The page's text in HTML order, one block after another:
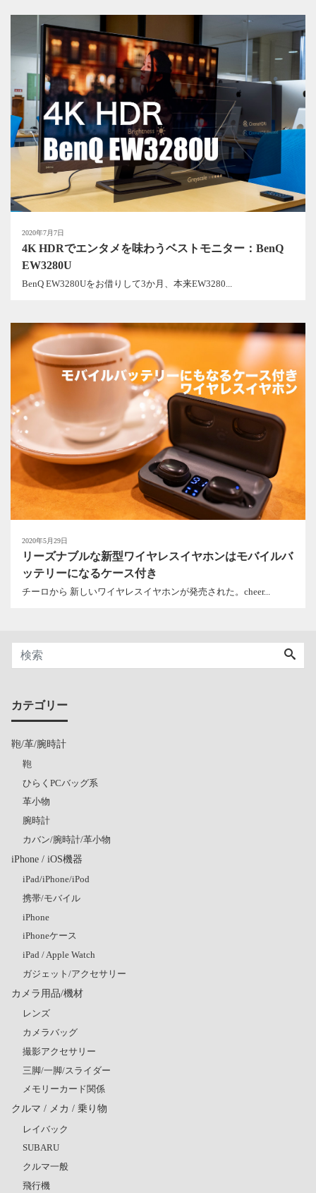
2020年7月7日
4K HDRでエンタメを味わうベストモニター：BenQ
EW3280U
BenQ EW3280Uをお借りして3か月、本来EW3280...
2020年5月29日
リーズナブルな新型ワイヤレスイヤホンはモバイルバ
ッテリーになるケース付き
チーロから 新しいワイヤレスイヤホンが発売された。cheer...
カテゴリー
鞄/革/腕時計
鞄
ひらくPCバッグ系
革小物
腕時計
カバン/腕時計/革小物
iPhone / iOS機器
iPad/iPhone/iPod
携帯/モバイル
iPhone
iPhoneケース
iPad / Apple Watch
ガジェット/アクセサリー
カメラ用品/機材
レンズ
カメラバッグ
撮影アクセサリー
三脚/一脚/スライダー
メモリーカード関係
クルマ / メカ / 乗り物
レイバック
SUBARU
クルマ一般
飛行機